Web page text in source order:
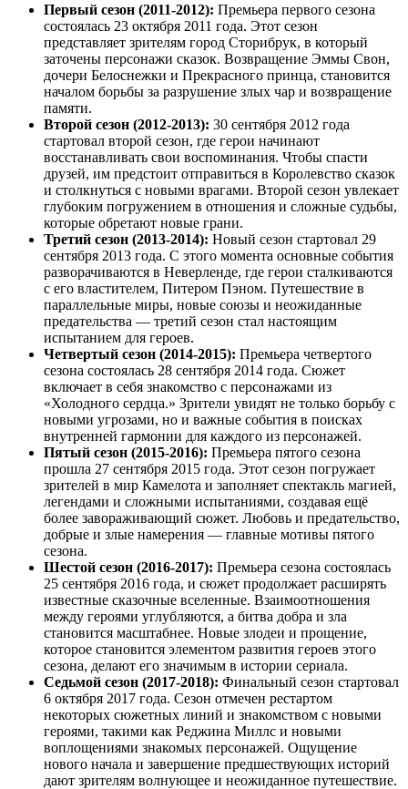
Первый сезон (2011-2012): Премьера первого сезона
состоялась 23 октября 2011 года. Этот сезон
представляет зрителям город Сторибрук, в который
заточены персонажи сказок. Возвращение Эммы Свон,
дочери Белоснежки и Прекрасного принца, становится
началом борьбы за разрушение злых чар и возвращение
памяти.
Второй сезон (2012-2013): 30 сентября 2012 года
стартовал второй сезон, где герои начинают
восстанавливать свои воспоминания. Чтобы спасти
друзей, им предстоит отправиться в Королевство сказок
и столкнуться с новыми врагами. Второй сезон увлекает
глубоким погружением в отношения и сложные судьбы,
которые обретают новые грани.
Третий сезон (2013-2014): Новый сезон стартовал 29
сентября 2013 года. С этого момента основные события
разворачиваются в Неверленде, где герои сталкиваются
с его властителем, Питером Пэном. Путешествие в
параллельные миры, новые союзы и неожиданные
предательства — третий сезон стал настоящим
испытанием для героев.
Четвертый сезон (2014-2015): Премьера четвертого
сезона состоялась 28 сентября 2014 года. Сюжет
включает в себя знакомство с персонажами из
«Холодного сердца.» Зрители увидят не только борьбу с
новыми угрозами, но и важные события в поисках
внутренней гармонии для каждого из персонажей.
Пятый сезон (2015-2016): Премьера пятого сезона
прошла 27 сентября 2015 года. Этот сезон погружает
зрителей в мир Камелота и заполняет спектакль магией,
легендами и сложными испытаниями, создавая ещё
более завораживающий сюжет. Любовь и предательство,
добрые и злые намерения — главные мотивы пятого
сезона.
Шестой сезон (2016-2017): Премьера сезона состоялась
25 сентября 2016 года, и сюжет продолжает расширять
известные сказочные вселенные. Взаимоотношения
между героями углубляются, а битва добра и зла
становится масштабнее. Новые злодеи и прощение,
которое становится элементом развития героев этого
сезона, делают его значимым в истории сериала.
Седьмой сезон (2017-2018): Финальный сезон стартовал
6 октября 2017 года. Сезон отмечен рестартом
некоторых сюжетных линий и знакомством с новыми
героями, такими как Реджина Миллс и новыми
воплощениями знакомых персонажей. Ощущение
нового начала и завершение предшествующих историй
дают зрителям волнующее и неожиданное путешествие.